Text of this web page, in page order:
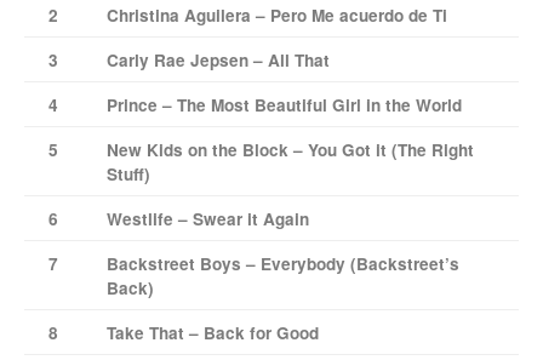
2
Christina Aguilera – Pero Me acuerdo de Ti
3
Carly Rae Jepsen – All That
4
Prince – The Most Beautiful Girl in the World
5
New Kids on the Block – You Got it (The Right
Stuff)
6
Westlife – Swear it Again
7
Backstreet Boys – Everybody (Backstreet’s
Back)
8
Take That – Back for Good